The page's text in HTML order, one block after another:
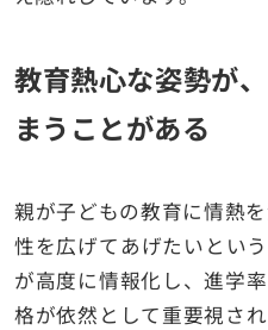
教育熱心な姿勢が
まうことがある
親が子どもの教育に情熱
性を広げてあげたいとい
が高度に情報化し、進学
格が依然として重要視さ